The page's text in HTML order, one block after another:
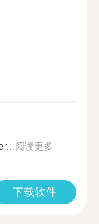
阅读更多
下载软件